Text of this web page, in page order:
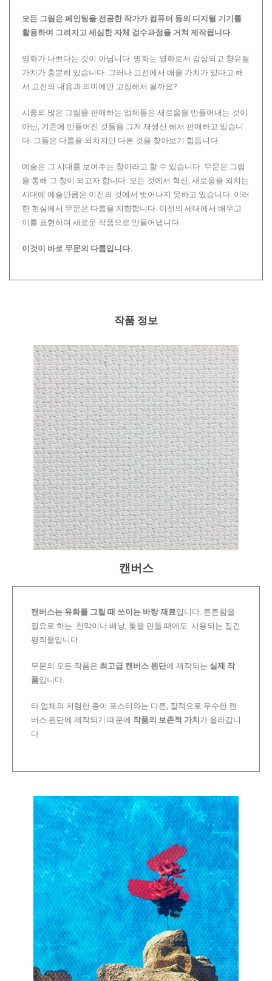
모든 그림은 페인팅을 전공한 작가가 컴퓨터 등의 디지털 기기를
활용하여 그려지고 세심한 자체 검수과정을 거쳐 제작됩니다.
명화가 나쁘다는 것이 아닙니다. 명화는 명화로서 감상되고 향유될
가치가 충분히 있습니다. 그러나 고전에서 배울 가치가 있다고 해
서 고전의 내용과 의미에만 고집해서 될까요?
시중의 많은 그림을 판매하는 업체들은 새로움을 만들어내는 것이
아닌, 기존에 만들어진 것들을 그저 재생산 해서 판매하고 있습니
다. 그들은 다름을 외치지만 다른 것을 찾아보기 힘듭니다.
예술은 그 시대를 보여주는 창이라고 할 수 있습니다. 무문은 그림
을 통해 그 창이 되고자 합니다. 모든 것에서 혁신, 새로움을 외치는
시대에 예술만큼은 이전의 것에서 벗어나지 못하고 있습니다. 이러
한 현실에서 무문은 다름을 지향합니다. 이전의 세대에서 배우고
이를 표현하여 새로운 작품으로 만들어냅니다.
이것이 바로 무문의 다름입니다.
작품 정보
캔버스
캔버스는 유화를 그릴 때 쓰이는 바탕 재료입니다. 튼튼함을
필요로 하는 천막이나 배낭, 돛을 만들 때에도 사용되는 질긴
평직물입니다.
무문의 모든 작품은 최고급 캔버스 원단에 제작되는 실제 작
품입니다.
타 업체의 저렴한 종이 포스터와는 다른, 질적으로 우수한 캔
버스 원단에 제작되기 때문에 작품의 보존적 가치 가 올라갑니
다